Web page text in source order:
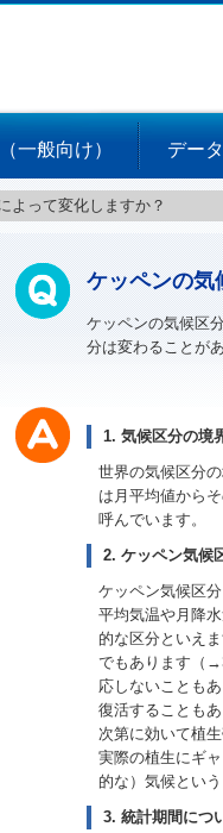
一般向け） デー
よって変化しますか？
ケッペンの気
ケッペンの気候区
分は変わることが
1. 気候区分の境
世界の気候区分
は月平均値から
呼んでいます。
2. ケッペン気候
ケッペン気候区
平均気温や月降
的な区分といえ
でもあります（
応しないことも
復活することも
次第に効いて植
実際の植生にギ
的な）気候とい
3. 統計期間につ